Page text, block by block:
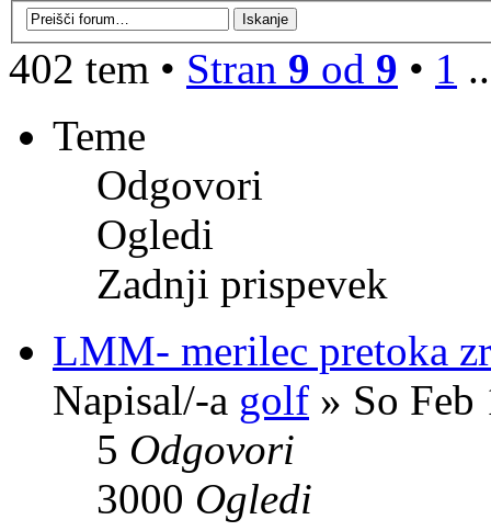
402 tem • Stran 9 od 9 • 1
Teme
Odgovori
Ogledi
Zadnji prispevek
LMM- merilec pretoka
Napisal/-a golf » So Feb
5 Odgovori
3000 Ogledi